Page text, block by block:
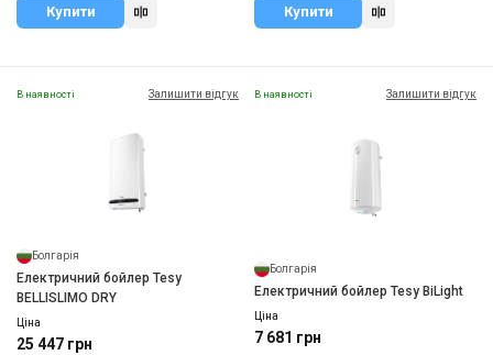
Купити Купити
В наявності Залишити відгук
Болгарія
Електричний бойлер Tesy
BELLISLIMO DRY
Ціна
25 447 грн
В наявності Залишити відгук
Болгарія
Електричний бойлер Tesy BiLight
Ціна
7 681 грн